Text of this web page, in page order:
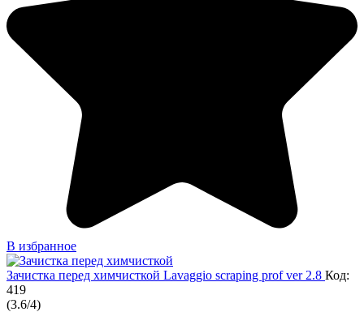
В избранное
Зачистка перед химчисткой Lavaggio scraping prof ver 2.8 Код:
419
(3.6/4)